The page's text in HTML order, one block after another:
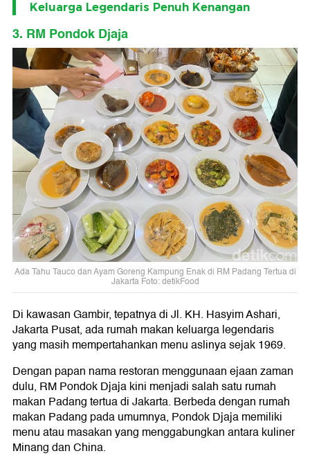
Keluarga Legendaris Penuh Kenangan
3. RM Pondok Djaja
Ada Tahu Tauco dan Ayam Goreng Kampung Enak di RM Padang Tertua di
Jakarta Foto: detikFood
Di kawasan Gambir, tepatnya di Jl. KH. Hasyim Ashari,
Jakarta Pusat, ada rumah makan keluarga legendaris
yang masih mempertahankan menu aslinya sejak 1969.
Dengan papan nama restoran menggunaan ejaan zaman
dulu, RM Pondok Djaja kini menjadi salah satu rumah
makan Padang tertua di Jakarta. Berbeda dengan rumah
makan Padang pada umumnya, Pondok Djaja memiliki
menu atau masakan yang menggabungkan antara kuliner
Minang dan China.